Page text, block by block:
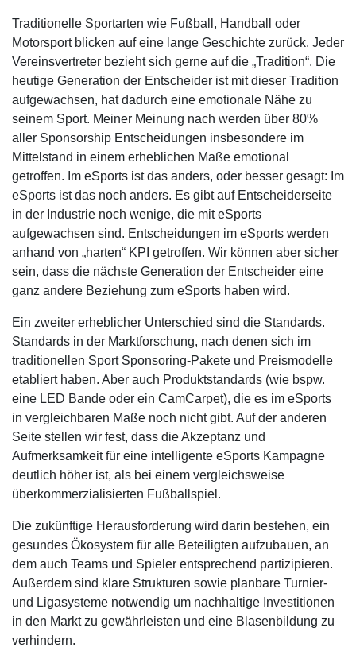
Traditionelle Sportarten wie Fußball, Handball oder
Motorsport blicken auf eine lange Geschichte zurück. Jeder
Vereinsvertreter bezieht sich gerne auf die „Tradition“. Die
heutige Generation der Entscheider ist mit dieser Tradition
aufgewachsen, hat dadurch eine emotionale Nähe zu
seinem Sport. Meiner Meinung nach werden über 80%
aller Sponsorship Entscheidungen insbesondere im
Mittelstand in einem erheblichen Maße emotional
getroffen. Im eSports ist das anders, oder besser gesagt: Im
eSports ist das noch anders. Es gibt auf Entscheiderseite
in der Industrie noch wenige, die mit eSports
aufgewachsen sind. Entscheidungen im eSports werden
anhand von „harten“ KPI getroffen. Wir können aber sicher
sein, dass die nächste Generation der Entscheider eine
ganz andere Beziehung zum eSports haben wird.
Ein zweiter erheblicher Unterschied sind die Standards.
Standards in der Marktforschung, nach denen sich im
traditionellen Sport Sponsoring-Pakete und Preismodelle
etabliert haben. Aber auch Produktstandards (wie bspw.
eine LED Bande oder ein CamCarpet), die es im eSports
in vergleichbaren Maße noch nicht gibt. Auf der anderen
Seite stellen wir fest, dass die Akzeptanz und
Aufmerksamkeit für eine intelligente eSports Kampagne
deutlich höher ist, als bei einem vergleichsweise
überkommerzialisierten Fußballspiel.
Die zukünftige Herausforderung wird darin bestehen, ein
gesundes Ökosystem für alle Beteiligten aufzubauen, an
dem auch Teams und Spieler entsprechend partizipieren.
Außerdem sind klare Strukturen sowie planbare Turnier-
und Ligasysteme notwendig um nachhaltige Investitionen
in den Markt zu gewährleisten und eine Blasenbildung zu
verhindern.